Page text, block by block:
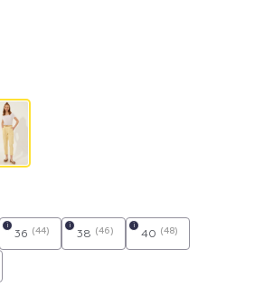
36 (44)
i
38 (46)
i
40 (48)
i